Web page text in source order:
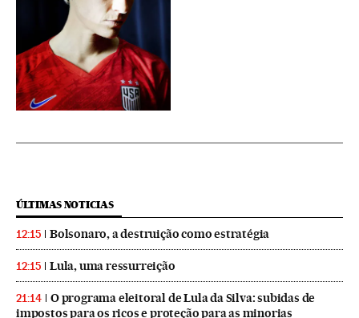
ÚLTIMAS NOTICIAS
12:15 Bolsonaro, a destruição como estratégia
12:15 Lula, uma ressurreição
21:14
O programa eleitoral de Lula da Silva: subidas de
impostos para os ricos e proteção para as minorias